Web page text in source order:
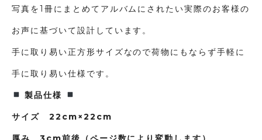
写真を1冊にまとめてアルバムにされたい実際のお客様の
お声に基づいて設計しています。
手に取り易い正方形サイズなので荷物にもならず手軽に
手に取り易い仕様です。
製品仕様
サイズ 22cm×22cm